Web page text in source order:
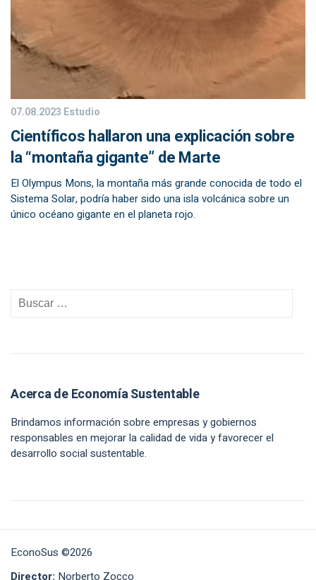
07.08.2023 Estudio
Científicos hallaron una explicación sobre
la “montaña gigante” de Marte
El Olympus Mons, la montaña más grande conocida de todo el
Sistema Solar, podría haber sido una isla volcánica sobre un
único océano gigante en el planeta rojo.
Acerca de Economía Sustentable
Brindamos información sobre empresas y gobiernos
responsables en mejorar la calidad de vida y favorecer el
desarrollo social sustentable.
EconoSus ©2026
Director: Norberto Zocco